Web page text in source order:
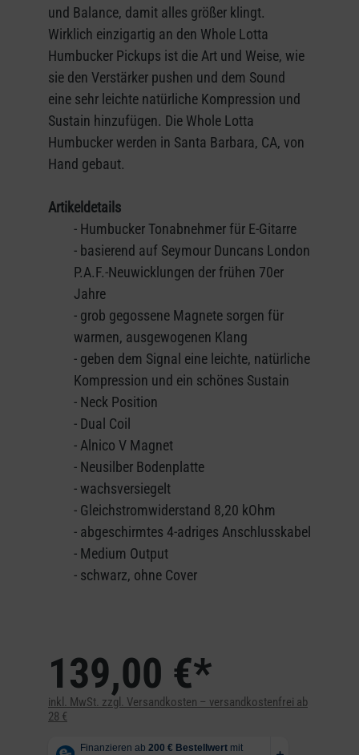
und Balance, damit alles größer klingt.
Wirklich einzigartig an den Whole Lotta
Humbucker Pickups ist die Art und Weise, wie
sie den Verstärker pushen und dem Sound
eine sehr leichte natürliche Kompression und
Sustain hinzufügen. Die Whole Lotta
Humbucker werden in Santa Barbara, CA, von
Hand gebaut.
Artikeldetails
- Humbucker Tonabnehmer für E-Gitarre
- basierend auf Seymour Duncans London
P.A.F.-Neuwicklungen der frühen 70er
Jahre
- grob gegossene Magnete sorgen für
warmen, ausgewogenen Klang
- geben dem Signal eine leichte, natürliche
Kompression und ein schönes Sustain
- Neck Position
- Dual Coil
- Alnico V Magnet
- Neusilber Bodenplatte
- wachsversiegelt
- Gleichstromwiderstand 8,20 kOhm
- abgeschirmtes 4-adriges Anschlusskabel
- Medium Output
- schwarz, ohne Cover
139,00 €*
inkl. MwSt. zzgl. Versandkosten – versandkostenfrei ab
28 €